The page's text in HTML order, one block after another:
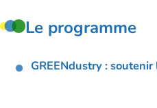
Le programme
GREENdustry :